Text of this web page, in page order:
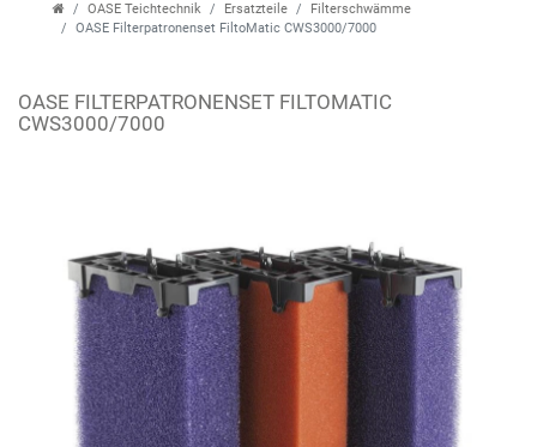
OASE Teichtechnik Ersatzteile
Filterschwämme
OASE Filterpatronenset FiltoMatic CWS3000/7000
OASE FILTERPATRONENSET FILTOMATIC
CWS3000/7000